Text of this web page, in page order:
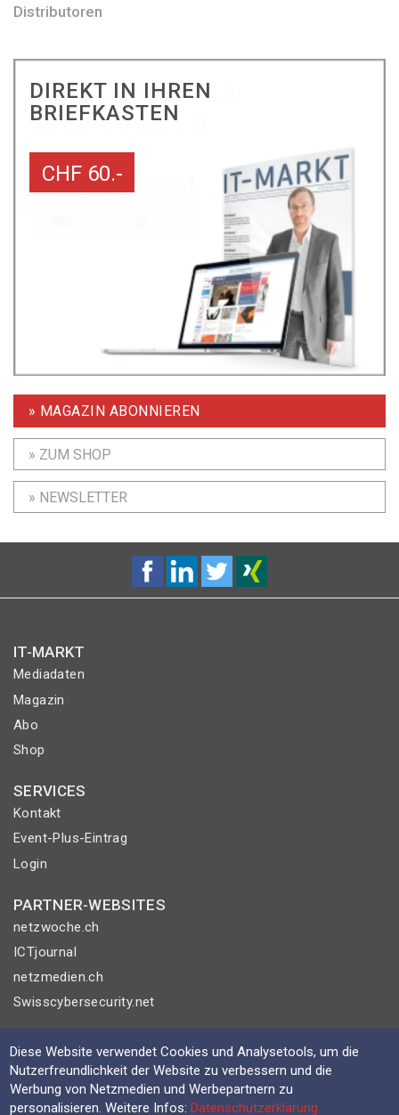
Distributoren
DIREKT IN IHREN
BRIEFKASTEN
CHF 60.-
» MAGAZIN ABONNIEREN
» ZUM SHOP
» NEWSLETTER
IT-MARKT
Mediadaten
Magazin
Abo
Shop
SERVICES
Kontakt
Event-Plus-Eintrag
Login
PARTNER-WEBSITES
netzwoche.ch
ICTjournal
netzmedien.ch
Swisscybersecurity.net
© NETZMEDIEN AG 2026
Impressum
AGB
Diese Website verwendet Cookies und Analysetools, um die
Nutzerfreundlichkeit der Website zu verbessern und die
Werbung von Netzmedien und Werbepartnern zu
personalisieren. Weitere Infos:Datenschutzerklärung